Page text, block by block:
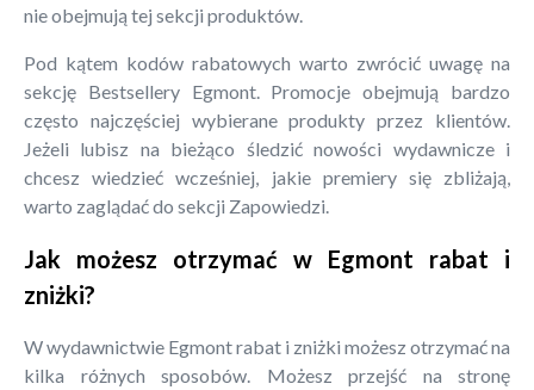
nie obejmują tej sekcji produktów.
Pod kątem kodów rabatowych warto zwrócić uwagę na
sekcję Bestsellery Egmont. Promocje obejmują bardzo
często najczęściej wybierane produkty przez klientów.
Jeżeli lubisz na bieżąco śledzić nowości wydawnicze i
chcesz wiedzieć wcześniej, jakie premiery się zbliżają,
warto zaglądać do sekcji Zapowiedzi.
Jak możesz otrzymać w Egmont rabat i
zniżki?
W wydawnictwie Egmont rabat i zniżki możesz otrzymać na
kilka różnych sposobów. Możesz przejść na stronę